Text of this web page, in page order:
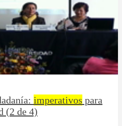
imperativos para
(2 de 4)